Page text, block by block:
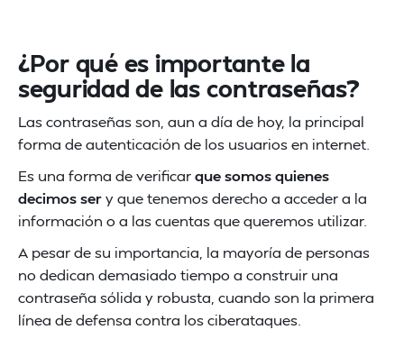
¿Por qué es importante la
seguridad de las contraseñas?
Las contraseñas son, aun a día de hoy, la principal
forma de autenticación de los usuarios en internet.
Es una forma de verificarque somos quienes
decimos sery que tenemos derecho a acceder a la
información o a las cuentas que queremos utilizar.
A pesar de su importancia, la mayoría de personas
no dedican demasiado tiempo a construir una
contraseña sólida y robusta, cuando son la primera
línea de defensa contra los ciberataques.